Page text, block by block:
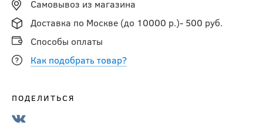
Самовывоз из магазина
Доставка по Москве (до 10000 р.)- 500 руб.
Способы оплаты
Как подобрать товар?
ПОДЕЛИТЬСЯ
JR